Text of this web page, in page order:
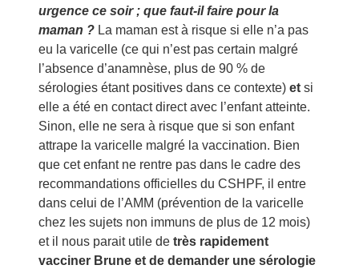
urgence ce soir ; que faut-il faire pour la
maman ? La maman est à risque si elle n’a pas
eu la varicelle (ce qui n’est pas certain malgré
l’absence d’anamnèse, plus de 90 % de
sérologies étant positives dans ce contexte) et si
elle a été en contact direct avec l’enfant atteinte.
Sinon, elle ne sera à risque que si son enfant
attrape la varicelle malgré la vaccination. Bien
que cet enfant ne rentre pas dans le cadre des
recommandations officielles du CSHPF, il entre
dans celui de l’AMM (prévention de la varicelle
chez les sujets non immuns de plus de 12 mois)
et il nous parait utile de très rapidement
vacciner Brune et de demander une sérologie